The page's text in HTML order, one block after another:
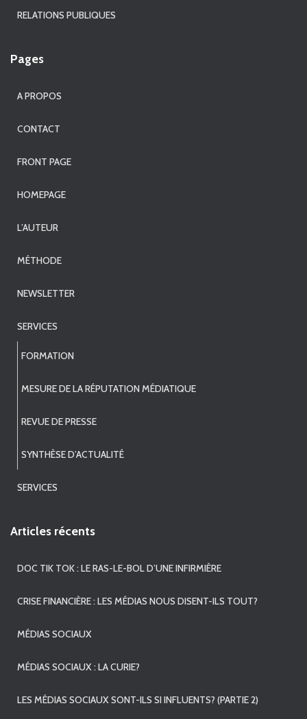
RELATIONS PUBLIQUES
Pages
A PROPOS
CONTACT
FRONT PAGE
HOMEPAGE
L’AUTEUR
MÉTHODE
NEWSLETTER
SERVICES
FORMATION
MESURE DE LA RÉPUTATION MÉDIATIQUE
REVUE DE PRESSE
SYNTHÈSE D’ACTUALITÉ
SERVICES
Articles récents
DOC TIK TOK : LE RAS-LE-BOL D’UNE INFIRMIÈRE
CRISE FINANCIÈRE : LES MÉDIAS NOUS DISENT-ILS TOUT?
MÉDIAS SOCIAUX
MÉDIAS SOCIAUX : LA CURIE?
LES MÉDIAS SOCIAUX SONT-ILS SI INFLUENTS? (PARTIE 2)